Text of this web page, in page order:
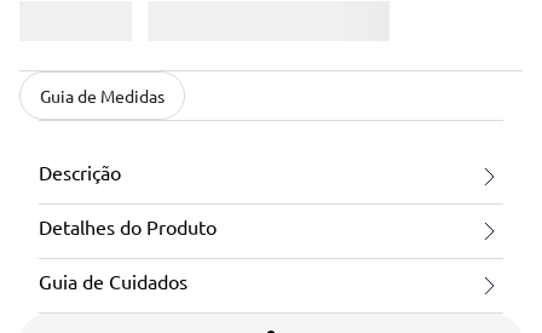
Guia de Medidas
Descrição
Detalhes do Produto
Guia de Cuidados